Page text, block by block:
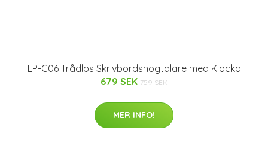
LP-C06 Trådlös Skrivbordshögtalare med Klocka
679 SEK 759 SEK
MER INFO!